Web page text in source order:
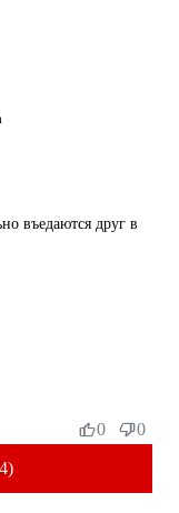
въедаются друг в
0 0